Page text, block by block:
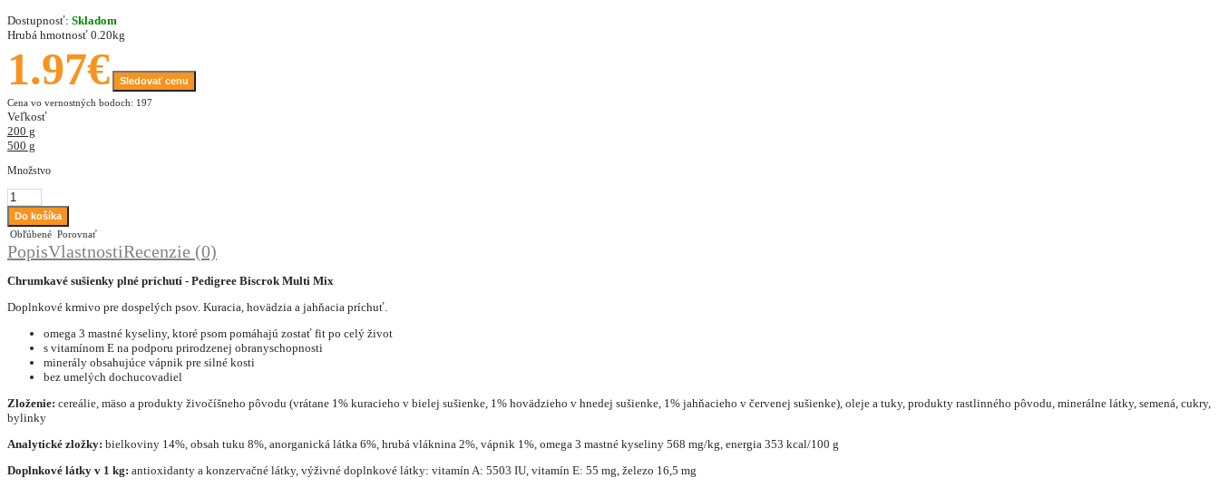
Dostupnosť: Skladom
Hrubá hmotnosť 0.20kg
1.97€
Sledovať cenu
Cena vo vernostných bodoch: 197
Veľkosť
200 g
500 g
Množstvo
Obľúbené Porovnať
PopisVlastnostiRecenzie (0)
Chrumkavé sušienky plné príchutí - Pedigree Biscrok Multi Mix
Doplnkové krmivo pre dospelých psov. Kuracia, hovädzia a jahňacia príchuť.
omega 3 mastné kyseliny, ktoré psom pomáhajú zostať fit po celý život
s vitamínom E na podporu prirodzenej obranyschopnosti
minerály obsahujúce vápnik pre silné kosti
bez umelých dochucovadiel
Zloženie: cereálie, mäso a produkty živočíšneho pôvodu (vrátane 1% kuracieho v bielej sušienke, 1% hovädzieho v hnedej sušienke, 1% jahňacieho v červenej sušienke), oleje a tuky, produkty rastlinného pôvodu, minerálne látky, semená, cukry,
bylinky
Analytické zložky: bielkoviny 14%, obsah tuku 8%, anorganická látka 6%, hrubá vláknina 2%, vápnik 1%, omega 3 mastné kyseliny 568 mg/kg, energia 353 kcal/100 g
Doplnkové látky v 1 kg: antioxidanty a konzervačné látky, výživné doplnkové látky: vitamín A: 5503 IU, vitamín E: 55 mg, železo 16,5 mg